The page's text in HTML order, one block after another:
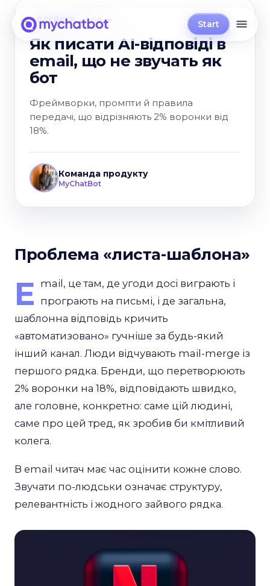
Start
ПЛЕЙБУК 8 хв
Як писати AI-відповіді в
email, що не звучать як
бот
Фреймворки, промпти й правила
передачі, що відрізняють 2% воронки від
18%.
Команда продукту
MyChatBot
Проблема «листа-шаблона»
E mail, це там, де угоди досі виграють і
програють на письмі, і де загальна,
шаблонна відповідь кричить
«автоматизовано» гучніше за будь-який
інший канал. Люди відчувають mail-merge із
першого рядка. Бренди, що перетворюють
2% воронки на 18%, відповідають швидко,
але головне, конкретно: саме цій людині,
саме про цей тред, як зробив би кмітливий
колега.
В email читач має час оцінити кожне слово.
Звучати по-людськи означає структуру,
релевантність і жодного зайвого рядка.